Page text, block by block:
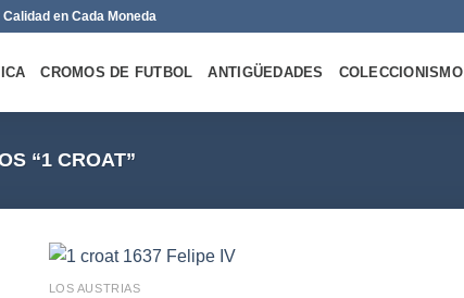
en Cada Moneda
CROMOS DE FUTBOL ANTIGÜEDADES COLECCIONISMO
“1 CROAT”
LOS AUSTRIAS